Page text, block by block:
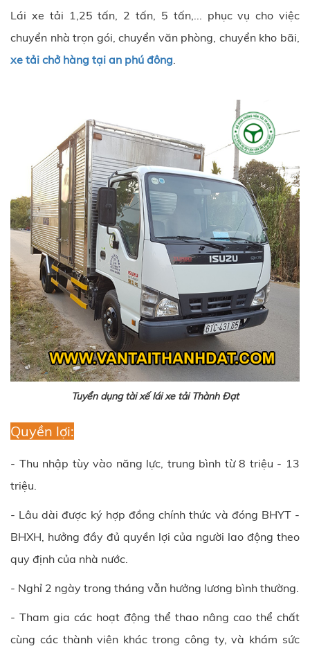
Lái xe tải 1,25 tấn, 2 tấn, 5 tấn,... phục vụ cho việc
chuyển nhà trọn gói, chuyển văn phòng, chuyển kho bãi,
xe tải chở hàng tại an phú đông.
Tuyển dụng tài xế lái xe tải Thành Đạt
Quyền lợi:
- Thu nhập tùy vào năng lực, trung bình từ 8 triệu - 13
triệu.
- Lâu dài được ký hợp đồng chính thức và đóng BHYT -
BHXH, hưởng đầy đủ quyền lợi của người lao động theo
quy định của nhà nước.
- Nghỉ 2 ngày trong tháng vẫn hưởng lương bình thường.
- Tham gia các hoạt động thể thao nâng cao thể chất
cùng các thành viên khác trong công ty, và khám sức